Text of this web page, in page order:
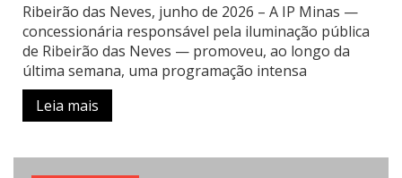
Ribeirão das Neves, junho de 2026 – A IP Minas —
concessionária responsável pela iluminação pública
de Ribeirão das Neves — promoveu, ao longo da
última semana, uma programação intensa
Leia mais